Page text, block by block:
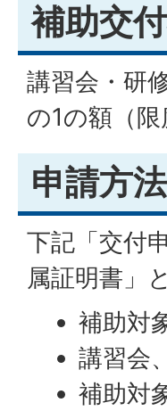
補助交
講習会・研
の1の額（限
申請方法
下記「交付
属証明書」
補助対
講習会
補助対